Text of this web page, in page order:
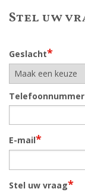
Stel uw
Geslacht*
Telefoonnummer
E-mail*
Stel uw vraag*